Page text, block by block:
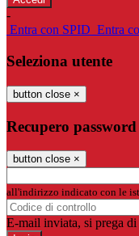
-
Entra con SPID Entra
Seleziona utente
button close ×
Recupero password
button close ×
all'indirizzo indicato con le
E-mail inviata, si prega